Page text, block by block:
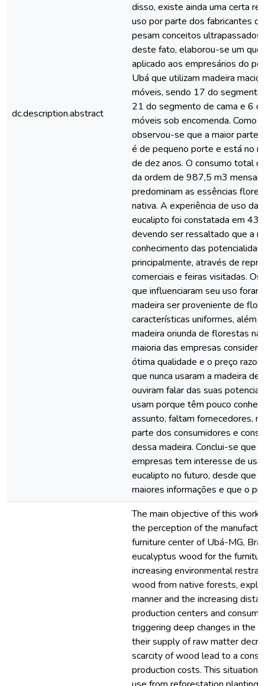
dc.description.abstract
disso, existe ainda uma certa
uso por parte dos fabricantes
pesam conceitos
deste fato, elaborou-se um
aplicado aos empresários do
Ubá que utilizam madeira
móveis, sendo 17 do segmento
21 do segmento de cama e 6
móveis sob encomenda. Como
observou-se que a maior parte
é de pequeno porte e está no
de dez anos. O consumo total
da ordem de 987,5 m3
predominam as essências
nativa. A experiência de uso da
eucalipto foi constatada em
devendo ser ressaltado que a
conhecimento das
principalmente, através de
comerciais e feiras visitadas.
que influenciaram seu uso
madeira ser proveniente de
características uniformes, além
madeira oriunda de florestas
maioria das empresas
ótima qualidade e o preço
que nunca usaram a madeira
ouviram falar das suas
usam porque têm pouco
assunto, faltam fornecedores,
parte dos consumidores e
dessa madeira. Conclui-se que
empresas tem interesse de
eucalipto no futuro, desde que
maiores informações e que o
The main objective of this work
the perception of the
furniture center of Ubá-MG,
eucalyptus wood for the
increasing environmental
wood from native forests,
manner and the increasing
production centers and
triggering deep changes in the
their supply of raw matter
scarcity of wood lead to a
production costs. This situation